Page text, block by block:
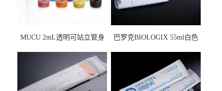
MUCU 2mL透明可站立管身
巴罗克BIOLOGIX 55ml白色
马射线灭菌25-0051